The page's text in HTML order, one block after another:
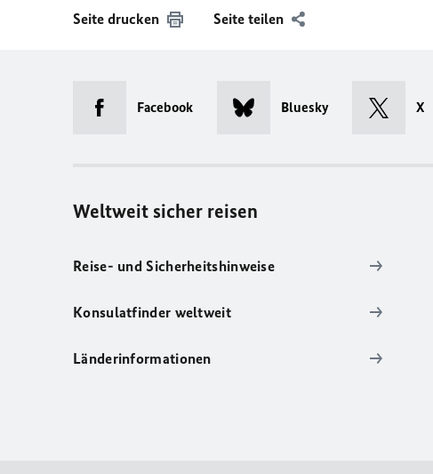
Seite drucken Seite teilen
Facebook Bluesky X
Weltweit sicher reisen
Reise- und Sicherheitshinweise
Konsulatfinder weltweit
Länderinformationen